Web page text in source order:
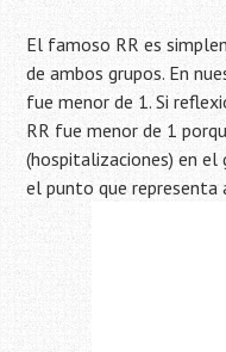
El famoso RR es
de ambos grupos. En
fue menor de 1. Si
RR fue menor de 1
(hospitalizaciones) en
el punto que